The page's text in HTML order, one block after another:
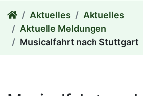
Aktuelles
Aktuelles
Aktuelle Meldungen
Musicalfahrt nach Stuttgart